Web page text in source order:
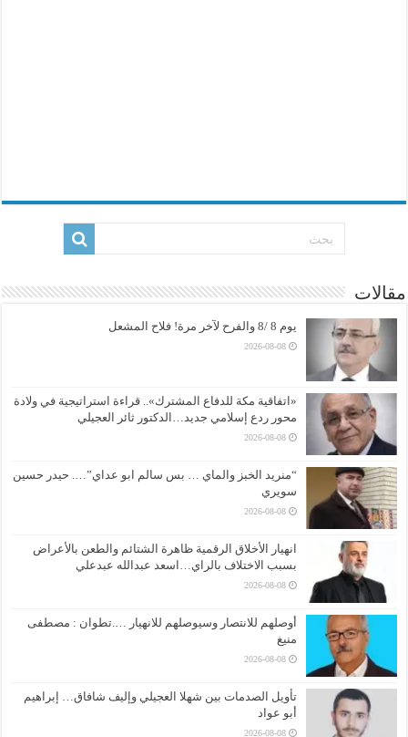
مقالات
يوم 8 /8 والفرح لآخر مرة! فلاح المشعل
2026-08-08
«اتفاقية مكة للدفاع المشترك».. قراءة استراتيجية في ولادة
محور ردع إسلامي جديد…الدكتور ثائر العجيلي
2026-08-08
“منريد الخبز والماي … بس سالم ابو عداي”…. حيدر حسين
سويري
2026-08-08
انهيار الأخلاق الرقمية ظاهرة الشتائم والطعن بالأعراض
بسبب الاختلاف بالراي…اسعد عبدالله عبدعلي
2026-08-08
أوصلهم للانتصار وسيوصلهم للانهيار ….تطوان : مصطفى
منيغ
2026-08-08
تأويل الصدمات بين شهلا العجيلي وإليف شافاق… إبراهيم
أبو عواد
2026-08-08